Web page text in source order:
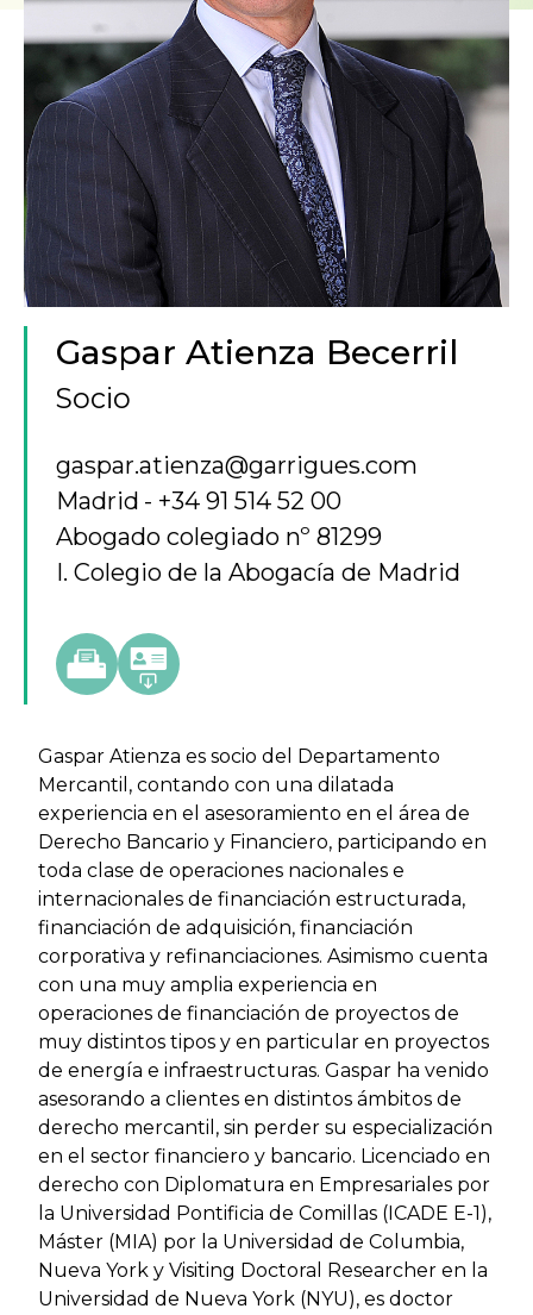
Gaspar Atienza Becerril
Socio
gaspar.atienza@garrigues.com
Madrid
+34 91 514 52 00
Abogado colegiado nº 81299
I. Colegio de la Abogacía de Madrid
Gaspar Atienza es socio del Departamento
Mercantil, contando con una dilatada
experiencia en el asesoramiento en el área de
Derecho Bancario y Financiero, participando en
toda clase de operaciones nacionales e
internacionales de financiación estructurada,
financiación de adquisición, financiación
corporativa y refinanciaciones. Asimismo cuenta
con una muy amplia experiencia en
operaciones de financiación de proyectos de
muy distintos tipos y en particular en proyectos
de energía e infraestructuras. Gaspar ha venido
asesorando a clientes en distintos ámbitos de
derecho mercantil, sin perder su especialización
en el sector financiero y bancario. Licenciado en
derecho con Diplomatura en Empresariales por
la Universidad Pontificia de Comillas (ICADE E-1),
Máster (MIA) por la Universidad de Columbia,
Nueva York y Visiting Doctoral Researcher en la
Universidad de Nueva York (NYU), es doctor